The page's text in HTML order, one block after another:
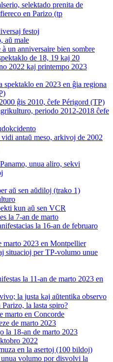
selektado prenita de
en Parizo (tp
festoj
aŭ male
un anniversaire bien sombre
de 18, 19 kaj 20
2022 kaj printempo 2023
spektaklo en 2023 en ĝia regiona
ĝis 2010, ĉefe Périgord (TP)
periodo 2012-2018 ĉefe
antaŭ meso, arkivoj de 2002
unua aliro, sekvi
aŭ sen aŭdiloj (trako 1)
kun aŭ sen VCR
la 7-an de marto
la 16-an de februaro
marto 2023 en Montpellier
situacioj per TP-volumo unue
la 11-an de marto 2023 en
la justa kaj aŭtentika observo
la lasta spiro?
marto en Concorde
de marto 2023
la 18-an de marto 2023
2022
en la asertoj (100 bildoj)
unua volumo por disvolvi la